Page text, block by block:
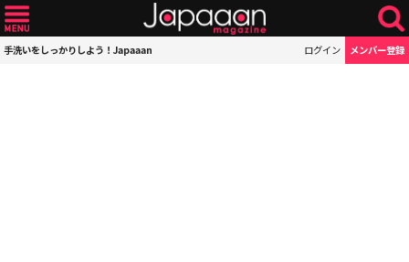
手洗いをしっかりしよう！Japaaan ログイン メンバー登録